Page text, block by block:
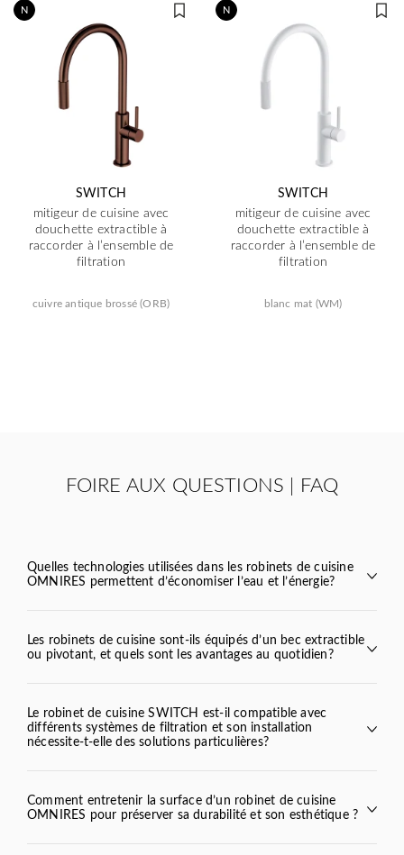
N
SWITCH
mitigeur de cuisine avec
douchette extractible à
raccorder à l’ensemble de
filtration
cuivre antique brossé (ORB)
N
SWITCH
mitigeur de cuisine avec
douchette extractible à
raccorder à l’ensemble de
filtration
blanc mat (WM)
FOIRE AUX QUESTIONS | FAQ
Quelles technologies utilisées dans les robinets de cuisine
OMNIRES permettent d’économiser l’eau et l’énergie?
Y BEND VITA TULA
SWITCH
Les robinets de cuisine sont-ils équipés d’un bec extractible
ou pivotant, et quels sont les avantages au quotidien?
SWITCH BEND VITA
Le robinet de cuisine SWITCH est-il compatible avec
différents systèmes de filtration et son installation
nécessite-t-elle des solutions particulières?
Comment entretenir la surface d’un robinet de cuisine
OMNIRES pour préserver sa durabilité et son esthétique ?